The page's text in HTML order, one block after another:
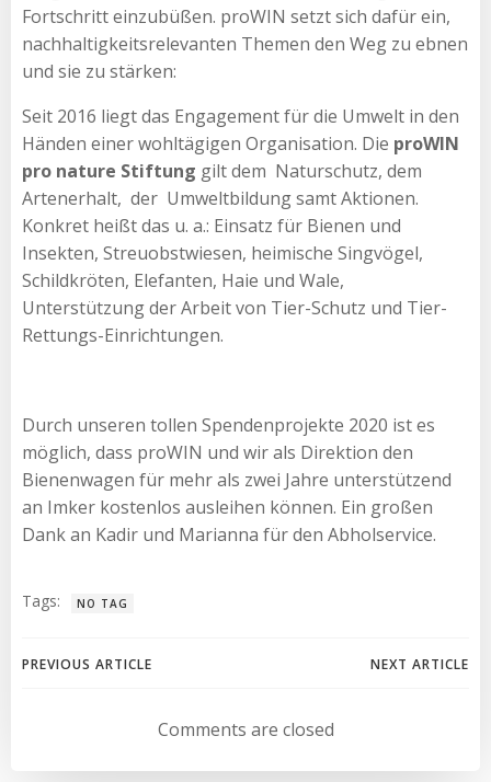
Fortschritt einzubüßen. proWIN setzt sich dafür ein,
nachhaltigkeitsrelevanten Themen den Weg zu ebnen
und sie zu stärken:
Seit 2016 liegt das Engagement für die Umwelt in den
Händen einer wohltägigen Organisation. Die proWIN
pro nature Stiftung gilt dem Naturschutz, dem
Artenerhalt, der Umweltbildung samt Aktionen.
Konkret heißt das u. a.: Einsatz für Bienen und
Insekten, Streuobstwiesen, heimische Singvögel,
Schildkröten, Elefanten, Haie und Wale,
Unterstützung der Arbeit von Tier-Schutz und Tier-
Rettungs-Einrichtungen.
Durch unseren tollen Spendenprojekte 2020 ist es
möglich, dass proWIN und wir als Direktion den
Bienenwagen für mehr als zwei Jahre unterstützend
an Imker kostenlos ausleihen können. Ein großen
Dank an Kadir und Marianna für den Abholservice.
Tags: NO TAG
Beitragsnavigation
PREVIOUS ARTICLE NEXT ARTICLE
Comments are closed